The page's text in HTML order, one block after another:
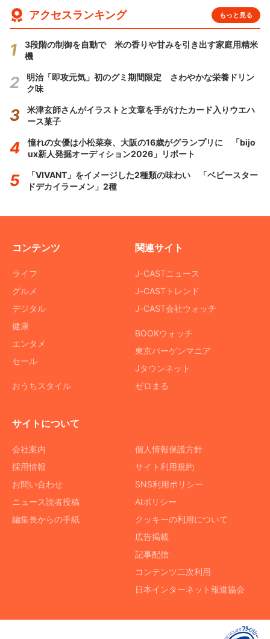
アクセスランキング もっと見る
3段階の制御を自動で 米の香りや甘みを引き出す家庭用精米
機
明治「即攻元気」初のグミ期間限定 さわやかな栄養ドリン
ク味
米津玄師さんがイラストと文章を手がけたカード入りウエハ
ース菓子
憧れの女優は小松菜奈、大阪の16歳がグランプリに 「bijo
ux新人発掘オーディション2026」リポート
「VIVANT」をイメージした2種類の味わい 「ベビースター
ドデカイラーメン」2種
コンテンツ
ライフ
グルメ
デジタル
健康
エンタメ
セール
おうちスタイル
関連サイト
J-CASTニュース
J-CASTトレンド
J-CAST会社ウォッチ
BOOKウォッチ
東京バーゲンマニア
Jタウンネット
ゼロまる
サイトについて
会社案内
採用情報
お問い合わせ
ニュース読者投稿
編集長からの手紙
個人情報保護方針
サイト利用規約
SNS利用ポリシー
AIポリシー
クッキーの利用について
広告掲載
記事配信
コンテンツ二次利用
日本インターネット報道協会